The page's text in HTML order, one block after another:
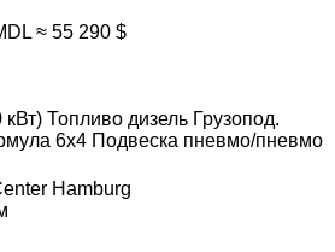
≈ 55 290 $
кВт) Топливо дизель Грузопод.
6x4 Подвеска пневмо/пневмо
Hamburg